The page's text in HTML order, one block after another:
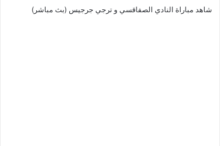
شاهد مباراة النادي الصفاقسي و ترجي جرجيس (بث مباشر)